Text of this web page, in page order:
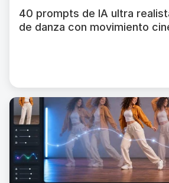
40 prompts de IA ultra
de danza con movimiento